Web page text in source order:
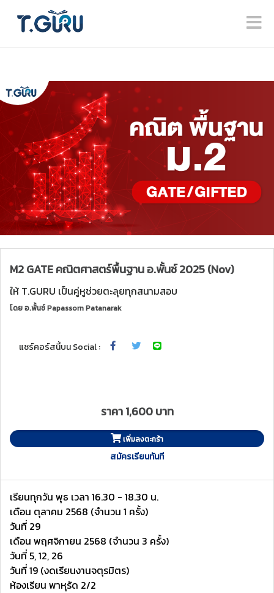
M2 GATE คณิตศาสตร์พื้นฐาน อ.พั้นช์ 2025 (Nov)
ให้ T.GURU เป็นคู่หูช่วยตะลุยทุกสนามสอบ
โดยอ.พั้นช์ Papassorn Patanarak
แชร์คอร์สนี้บน Social :
ราคา 1,600 บาท
เพิ่มลงตะกร้า
สมัครเรียนทันที
เรียนทุกวัน พุธ เวลา 16.30 - 18.30 น.
เดือน ตุลาคม 2568 (จำนวน 1 ครั้ง)
วันที่ 29
เดือน พฤศจิกายน 2568 (จำนวน 3 ครั้ง)
วันที่ 5, 12, 26
วันที่ 19 (งดเรียนงานจตุรมิตร)
ห้องเรียน พาหุรัด 2/2